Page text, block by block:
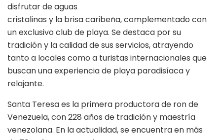
disfrutar de aguas
cristalinas y la brisa caribeña, complementado con
un exclusivo club de playa. Se destaca por su
tradición y la calidad de sus servicios, atrayendo
tanto a locales como a turistas internacionales que
buscan una experiencia de playa paradisíaca y
relajante.
Santa Teresa es la primera productora de ron de
Venezuela, con 228 años de tradición y maestría
venezolana. En la actualidad, se encuentra en más